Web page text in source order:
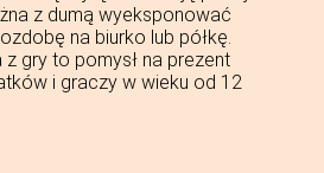
z dumą wyeksponować
na biurko lub półkę.
gry to pomysł na prezent
i graczy w wieku od 12